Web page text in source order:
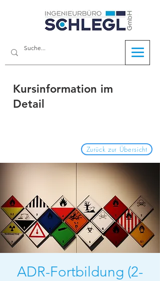
Kursinformation im
Detail
Zurück zur Übersicht
ADR-Fortbildung (2-